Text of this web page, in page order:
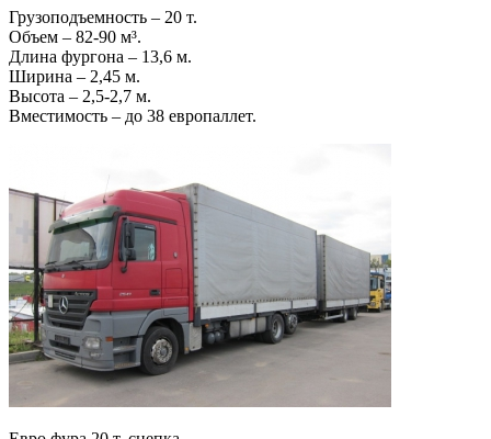
Грузоподъемность – 20 т.
Объем – 82-90 м³.
Длина фургона – 13,6 м.
Ширина – 2,45 м.
Высота – 2,5-2,7 м.
Вместимость – до 38 европаллет.